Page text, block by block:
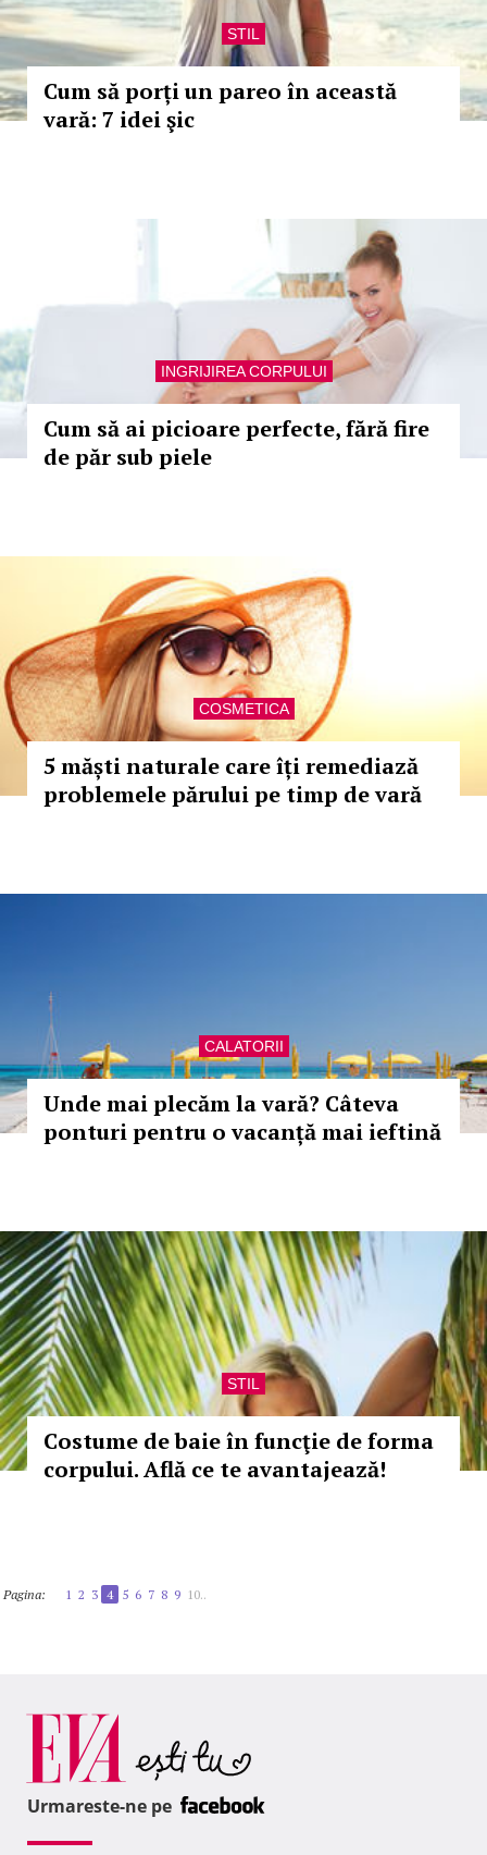
STIL
Cum să porți un pareo în această
vară: 7 idei şic
INGRIJIREA CORPULUI
Cum să ai picioare perfecte, fără fire
de păr sub piele
COSMETICA
5 măști naturale care îți remediază
problemele părului pe timp de vară
CALATORII
Unde mai plecăm la vară? Câteva
ponturi pentru o vacanță mai ieftină
STIL
Costume de baie în funcţie de forma
corpului. Află ce te avantajează!
Pagina: 1 2 3 4 5 6 7 8 9 10..
Urmareste-ne pe